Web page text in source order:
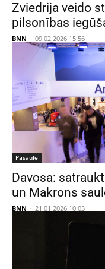
Zviedrija veido
pilsonības
BNN - 09.02.2026 15:56
Pasaulē
Davosa:
un Makrons
BNN - 21.01.2026 10:03